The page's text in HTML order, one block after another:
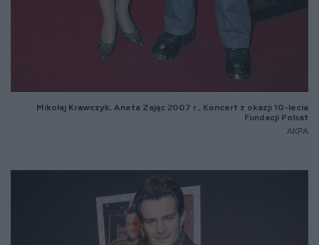
Mikołaj Krawczyk, Aneta Zając 2007 r., Koncert z okazji 10-lecia
Fundacji Polsat
AKPA